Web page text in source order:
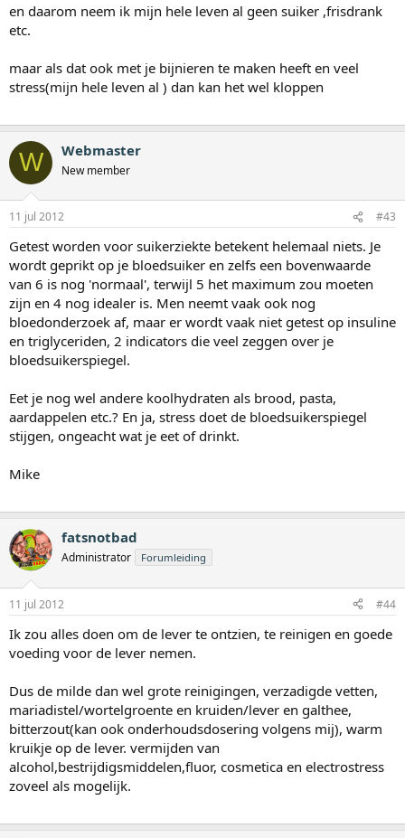
en daarom neem ik mijn hele leven al geen suiker ,frisdrank
etc.
maar als dat ook met je bijnieren te maken heeft en veel
stress(mijn hele leven al ) dan kan het wel kloppen
W Webmaster
New member
11 jul 2012 #43
Getest worden voor suikerziekte betekent helemaal niets. Je
wordt geprikt op je bloedsuiker en zelfs een bovenwaarde
van 6 is nog 'normaal', terwijl 5 het maximum zou moeten
zijn en 4 nog idealer is. Men neemt vaak ook nog
bloedonderzoek af, maar er wordt vaak niet getest op insuline
en triglyceriden, 2 indicators die veel zeggen over je
bloedsuikerspiegel.
Eet je nog wel andere koolhydraten als brood, pasta,
aardappelen etc.? En ja, stress doet de bloedsuikerspiegel
stijgen, ongeacht wat je eet of drinkt.
Mike
fatsnotbad
Administrator Forumleiding
11 jul 2012 #44
Ik zou alles doen om de lever te ontzien, te reinigen en goede
voeding voor de lever nemen.
Dus de milde dan wel grote reinigingen, verzadigde vetten,
mariadistel/wortelgroente en kruiden/lever en galthee,
bitterzout(kan ook onderhoudsdosering volgens mij), warm
kruikje op de lever. vermijden van
alcohol,bestrijdigsmiddelen,fluor, cosmetica en electrostress
zoveel als mogelijk.